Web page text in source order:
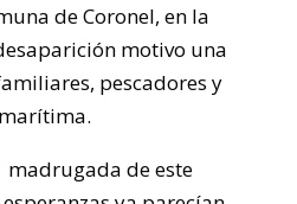
de Coronel, en la
motivo una
pescadores y
de este